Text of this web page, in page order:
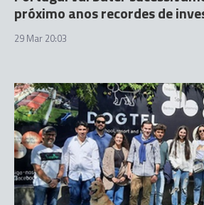
próximo anos recordes de
29 Mar 20:03